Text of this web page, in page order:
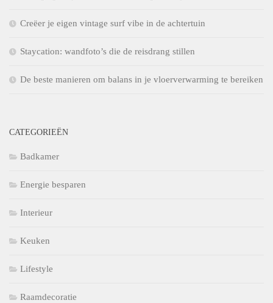
Creëer je eigen vintage surf vibe in de achtertuin
Staycation: wandfoto’s die de reisdrang stillen
De beste manieren om balans in je vloerverwarming te bereiken
CATEGORIEËN
Badkamer
Energie besparen
Interieur
Keuken
Lifestyle
Raamdecoratie